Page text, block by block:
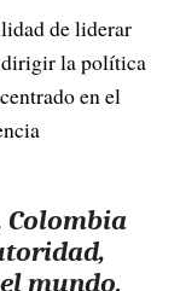
de liderar
dirigir la política
en el
Colombia
mundo.